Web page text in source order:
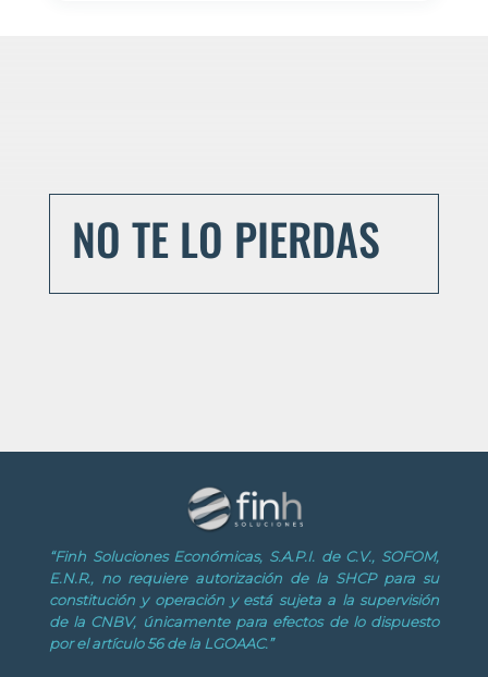
NO TE LO PIERDAS
“Finh Soluciones Económicas, S.A.P.I. de C.V., SOFOM,
E.N.R., no requiere autorización de la SHCP para su
constitución y operación y está sujeta a la supervisión
de la CNBV, únicamente para efectos de lo dispuesto
por el artículo 56 de la LGOAAC.”